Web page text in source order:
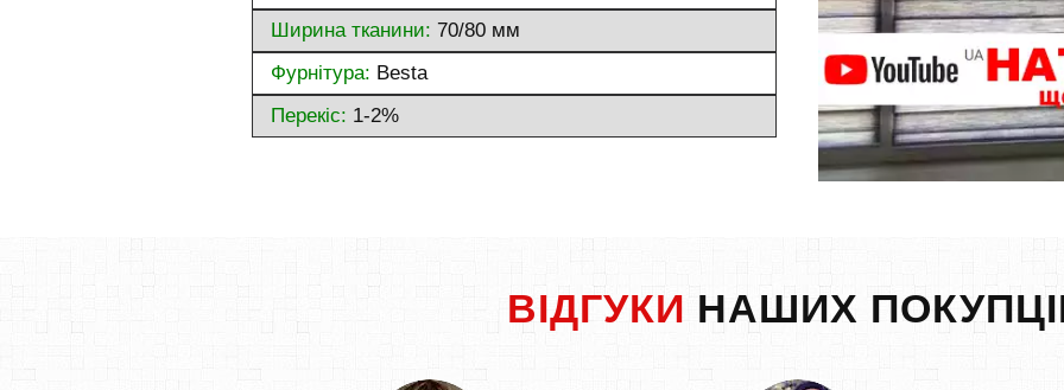
Ширина тканини: 70/80 мм
Фурнітура: Besta
Перекіс: 1-2%
ВІДГУКИ НАШИХ